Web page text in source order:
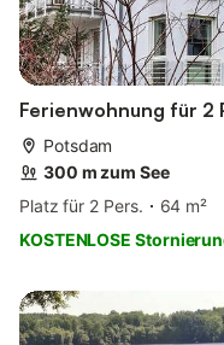
Ferienwohnung für 2
Potsdam
300 m zum See
Platz für 2 Pers.
64 m²
KOSTENLOSE